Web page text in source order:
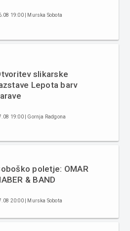
19:00 | Murska Sobota
slikarske
Lepota barv
19:00 | Gornja Radgona
poletje: OMAR
& BAND
20:00 | Murska Sobota